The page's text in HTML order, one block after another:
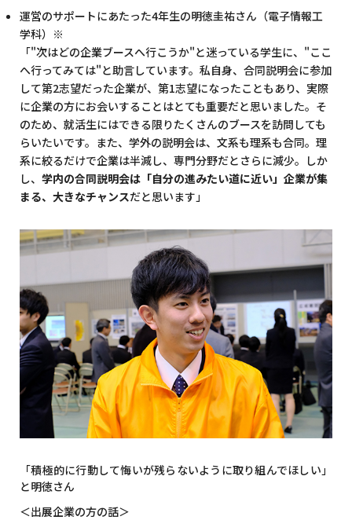
運営のサポートにあたった4年生の明徳圭祐さん（電子情報工
学科）※
「"次はどの企業ブースへ行こうか"と迷っている学生に、"ここ
へ行ってみては"と助言しています。私自身、合同説明会に参加
して第2志望だった企業が、第1志望になったこともあり、実際
に企業の方にお会いすることはとても重要だと思いました。そ
のため、就活生にはできる限りたくさんのブースを訪問しても
らいたいです。また、学外の説明会は、文系も理系も合同。理
系に絞るだけで企業は半減し、専門分野だとさらに減少。しか
し、 学内の合同説明会は「自分の進みたい道に近い」企業が集
まる、大きなチャンスだと思います」
「積極的に行動して悔いが残らないように取り組んでほしい」
と明徳さん
＜出展企業の方の話＞